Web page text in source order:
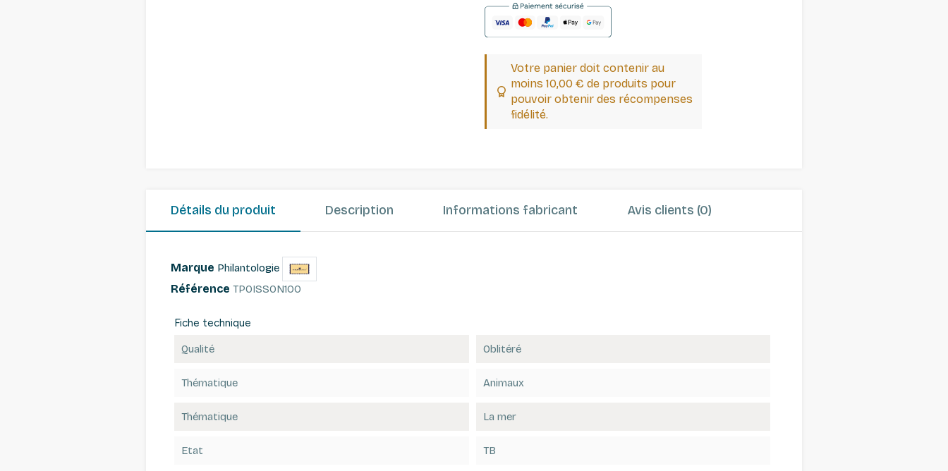
Votre panier doit contenir au
moins 10,00 € de produits pour
pouvoir obtenir des récompenses
fidélité.
Détails du produit Description Informations fabricant Avis clients (0)
Marque Philantologie
Référence TPOISSON100
Fiche technique
Qualité Oblitéré
Thématique Animaux
Thématique La mer
Etat TB